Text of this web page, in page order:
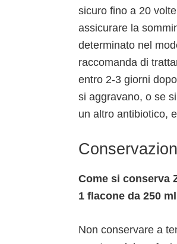
sicuro fino a 20
assicurare la
determinato nel
raccomanda di
entro 2-3 giorni
si aggravano, o se
un altro antibiotico,
Come si conserva
1 flacone da 250
Non conservare a